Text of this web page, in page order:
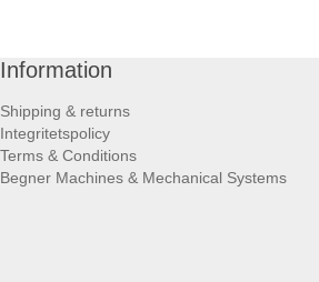
Information
Shipping & returns
Integritetspolicy
Terms & Conditions
Begner Machines & Mechanical Systems